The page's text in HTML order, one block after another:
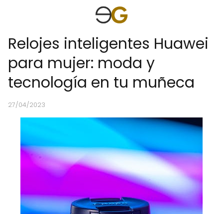
Relojes inteligentes Huawei
para mujer: moda y
tecnología en tu muñeca
27/04/2023